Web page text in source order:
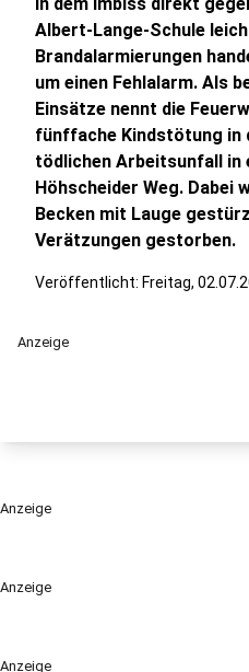
Anzeige
Anzeige
Albert-Lange-Schule
Brandalarmierungen
um einen Fehlalarm. Als
Einsätze nennt die
fünffache Kindstötung in
tödlichen Arbeitsunfall in
Höhscheider Weg. Dabei
Becken mit Lauge
Verätzungen gestorben.
Veröffentlicht: Freitag,
Anzeige
Anzeige